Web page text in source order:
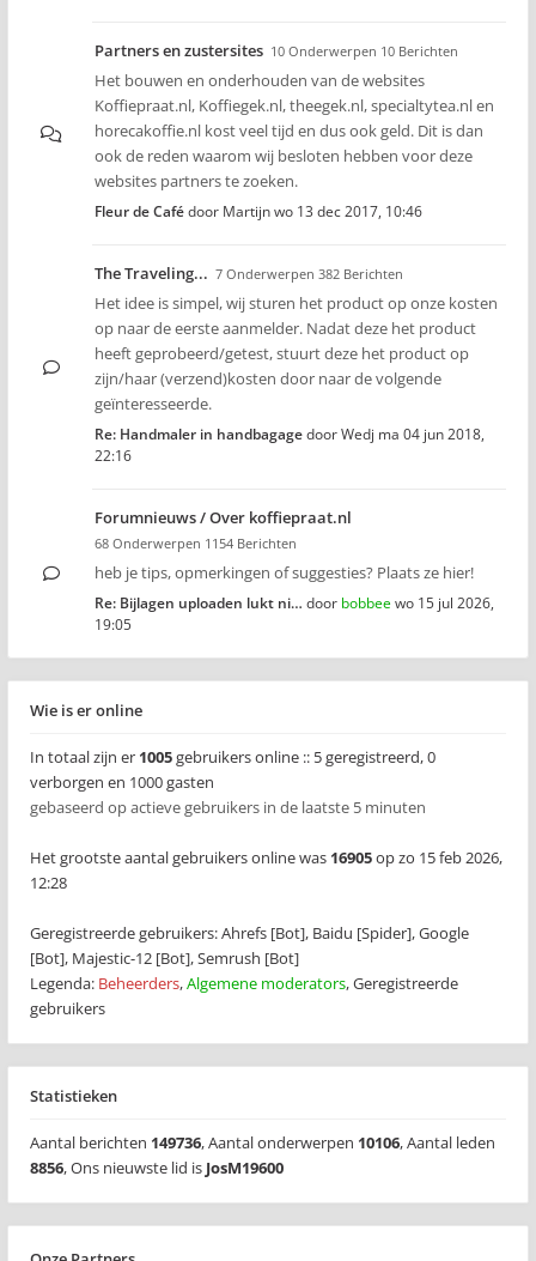
Partners en zustersites 10 Onderwerpen 10 Berichten
Het bouwen en onderhouden van de websites
Koffiepraat.nl, Koffiegek.nl, theegek.nl, specialtytea.nl en
horecakoffie.nl kost veel tijd en dus ook geld. Dit is dan
ook de reden waarom wij besloten hebben voor deze
websites partners te zoeken.
Fleur de Cafédoor Martijnwo 13 dec 2017, 10:46
The Traveling... 7 Onderwerpen 382 Berichten
Het idee is simpel, wij sturen het product op onze kosten
op naar de eerste aanmelder. Nadat deze het product
heeft geprobeerd/getest, stuurt deze het product op
zijn/haar (verzend)kosten door naar de volgende
geïnteresseerde.
Re: Handmaler in handbagagedoorWedj ma 04 jun 2018,
22:16
Forumnieuws / Over koffiepraat.nl
68 Onderwerpen 1154 Berichten
heb je tips, opmerkingen of suggesties? Plaats ze hier!
Re: Bijlagen uploaden lukt ni… door bobbeewo 15 jul 2026,
19:05
Wie is er online
In totaal zijn er 1005gebruikers online :: 5 geregistreerd, 0
verborgen en 1000 gasten
gebaseerd op actieve gebruikers in de laatste 5 minuten
Het grootste aantal gebruikers online was 16905op zo 15 feb 2026,
12:28
Geregistreerde gebruikers:Ahrefs [Bot], Baidu [Spider],Google
[Bot], Majestic-12 [Bot],Semrush [Bot]
Legenda: Beheerders,Algemene moderators,Geregistreerde
gebruikers
Statistieken
Aantal berichten 149736,Aantal onderwerpen 10106,Aantal leden
8856,Ons nieuwste lid is JosM19600